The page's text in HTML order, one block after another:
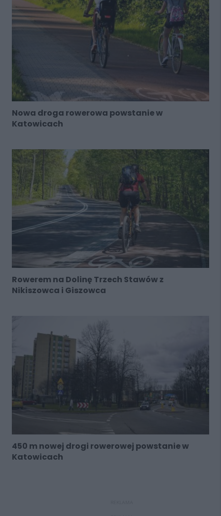
Nowa droga rowerowa powstanie w
Katowicach
Rowerem na Dolinę Trzech Stawów z
Nikiszowca i Giszowca
450 m nowej drogi rowerowej powstanie w
Katowicach